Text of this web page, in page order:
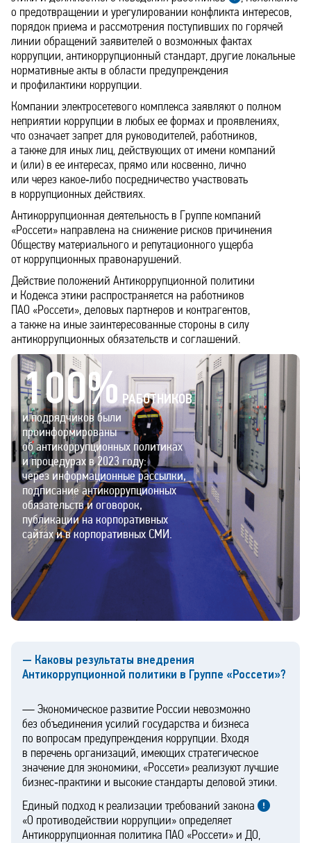
о предотвращении и урегулировании конфликта интересов,
порядок приема и рассмотрения поступивших по горячей
линии обращений заявителей о возможных фактах
коррупции, антикоррупционный стандарт, другие локальные
нормативные акты в области предупреждения
и профилактики коррупции.
Компании электросетевого комплекса заявляют о полном
неприятии коррупции в любых ее формах и проявлениях,
что означает запрет для руководителей, работников,
а также для иных лиц, действующих от имени компаний
и (или) в ее интересах, прямо или косвенно, лично
или через какое‑либо посредничество участвовать
в коррупционных действиях.
Антикоррупционная деятельность в Группе компаний
«Россети» направлена на снижение рисков причинения
Обществу материального и репутационного ущерба
от коррупционных правонарушений.
Действие положений Антикоррупционной политики
и Кодекса этики распространяется на работников
ПАО «Россети», деловых партнеров и контрагентов,
а также на иные заинтересованные стороны в силу
антикоррупционных обязательств и соглашений.
100% РАБОТНИКОВ
и подрядчиков были
проинформированы
об антикоррупционных политиках
и процедурах в 2023 году:
через информационные рассылки,
подписание антикоррупционных
обязательств и оговорок,
публикации на корпоративных
сайтах и в корпоративных СМИ.
— Каковы результаты внедрения
Антикоррупционной политики в Группе «Россети»?
— Экономическое развитие России невозможно
без объединения усилий государства и бизнеса
по вопросам предупреждения коррупции. Входя
в перечень организаций, имеющих стратегическое
значение для экономики, «Россети» реализуют лучшие
бизнес‑практики и высокие стандарты деловой этики.
Единый подход к реализации требований закона
«О противодействии коррупции» определяет
Антикоррупционная политика ПАО «Россети» и ДО,